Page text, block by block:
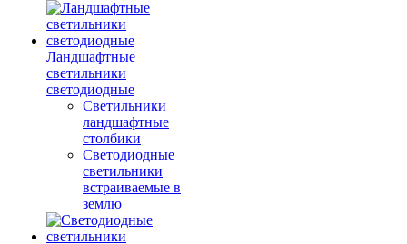
Ландшафтные
светильники
светодиодные
Светильники
ландшафтные
столбики
Светодиодные
светильники
встраиваемые в
землю